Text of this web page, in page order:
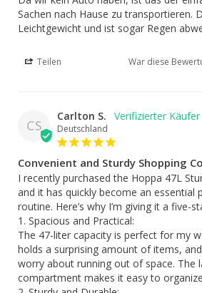
Sachen nach Hause zu transportieren.
Leichtgewicht und ist sogar Regen
Teilen War diese
CS
Carlton S.
Deutschland
Convenient and Sturdy Shopping
I recently purchased the Hoppa 47L
and it has quickly become an essential
routine. Here’s why I’m giving it a five-
1. Spacious and Practical:
The 47-liter capacity is perfect for my
holds a surprising amount of items,
worry about running out of space. The
compartment makes it easy to